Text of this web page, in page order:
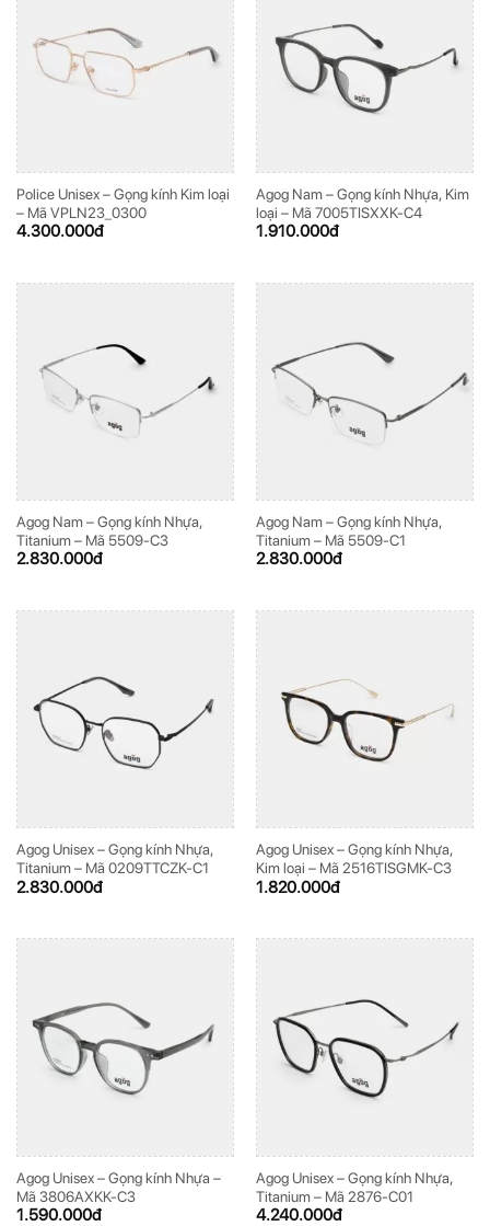
Police Unisex – Gọng kính Kim loại
– Mã VPLN23_0300
4.300.000đ
Agog Nam – Gọng kính Nhựa, Kim
loại – Mã 7005TISXXK-C4
1.910.000đ
Agog Nam – Gọng kính Nhựa,
Titanium – Mã 5509-C3
2.830.000đ
Agog Nam – Gọng kính Nhựa,
Titanium – Mã 5509-C1
2.830.000đ
Agog Unisex – Gọng kính Nhựa,
Titanium – Mã 0209TTCZK-C1
2.830.000đ
Agog Unisex – Gọng kính Nhựa,
Kim loại – Mã 2516TISGMK-C3
1.820.000đ
Agog Unisex – Gọng kính Nhựa –
Mã 3806AXKK-C3
1.590.000đ
Agog Unisex – Gọng kính Nhựa,
Titanium – Mã 2876-C01
4.240.000đ